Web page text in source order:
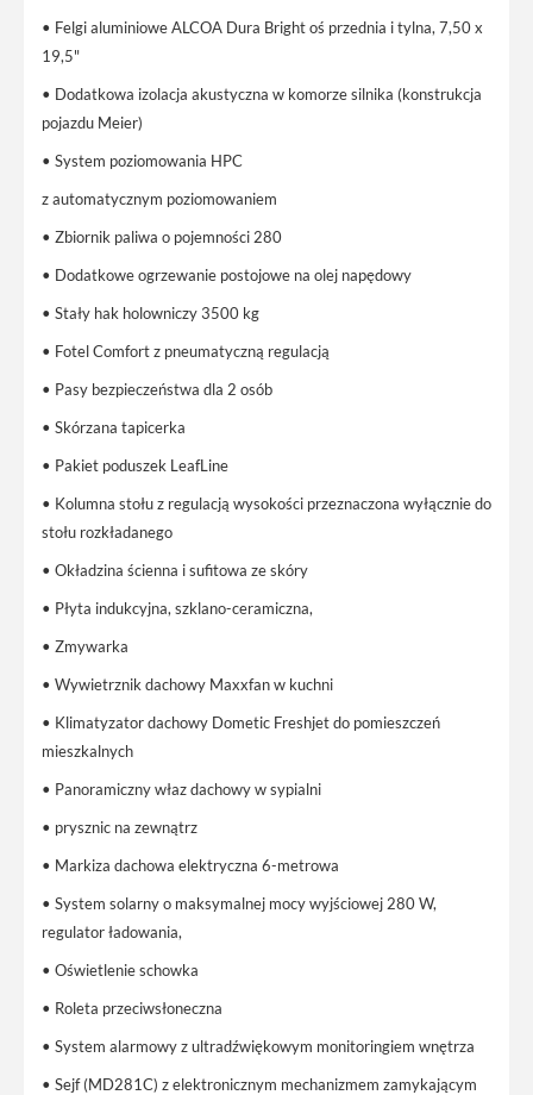
• Felgi aluminiowe ALCOA Dura Bright oś przednia i tylna, 7,50 x
19,5"
• Dodatkowa izolacja akustyczna w komorze silnika (konstrukcja
pojazdu Meier)
• System poziomowania HPC
z automatycznym poziomowaniem
• Zbiornik paliwa o pojemności 280
• Dodatkowe ogrzewanie postojowe na olej napędowy
• Stały hak holowniczy 3500 kg
• Fotel Comfort z pneumatyczną regulacją
• Pasy bezpieczeństwa dla 2 osób
• Skórzana tapicerka
• Pakiet poduszek LeafLine
• Kolumna stołu z regulacją wysokości przeznaczona wyłącznie do
stołu rozkładanego
• Okładzina ścienna i sufitowa ze skóry
• Płyta indukcyjna, szklano-ceramiczna,
• Zmywarka
• Wywietrznik dachowy Maxxfan w kuchni
• Klimatyzator dachowy Dometic Freshjet do pomieszczeń
mieszkalnych
• Panoramiczny właz dachowy w sypialni
• prysznic na zewnątrz
• Markiza dachowa elektryczna 6-metrowa
• System solarny o maksymalnej mocy wyjściowej 280 W,
regulator ładowania,
• Oświetlenie schowka
• Roleta przeciwsłoneczna
• System alarmowy z ultradźwiękowym monitoringiem wnętrza
• Sejf (MD281C) z elektronicznym mechanizmem zamykającym